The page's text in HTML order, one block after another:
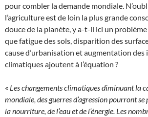
pour combler la demande mondiale.
l’agriculture est de loin la plus grande
douce de la planète, y a-t-il ici un
que fatigue des sols, disparition des
cause d’urbanisation et augmentation
climatiques ajoutent à l’équation ?
« Les changements climatiques diminuant la
mondiale, des guerres d’agression pourront
la nourriture, de l’eau et de l’énergie. Les